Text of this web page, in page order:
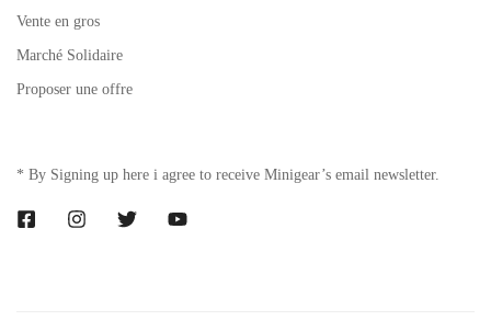
Vente en gros
Marché Solidaire
Proposer une offre
* By Signing up here i agree to receive Minigear’s email newsletter.